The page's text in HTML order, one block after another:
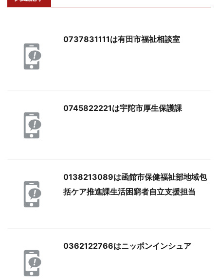
0737831111は有田市福祉相談室
0745822221は宇陀市厚生保護課
0138213089は函館市保健福祉部地域包
括ケア推進課生活困窮者自立支援担当
0362122766はニッポンインシュア